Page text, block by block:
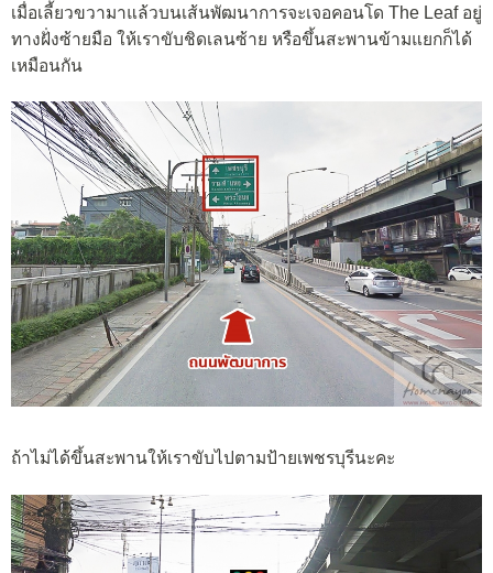
เมื่อเลี้ยวขวามาแล้วบนเส้นพัฒนาการจะเจอคอนโด The Leaf อยู่
ทางฝั่งซ้ายมือ ให้เราขับชิดเลนซ้าย หรือขึ้นสะพานข้ามแยกก็ได้
เหมือนกัน
ถ้าไม่ได้ขึ้นสะพานให้เราขับไปตามป้ายเพชรบุรีนะคะ